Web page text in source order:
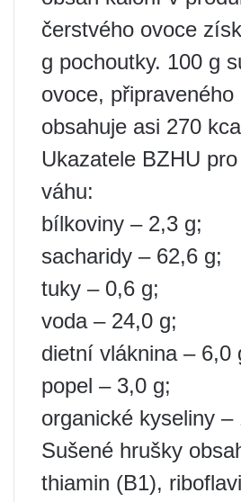
čerstvého ovoce
g pochoutky. 100 g
ovoce, připraveného
obsahuje asi 270
Ukazatele BZHU
váhu:
bílkoviny – 2,3 g;
sacharidy – 62,6 g;
tuky – 0,6 g;
voda – 24,0 g;
dietní vláknina – 6,0
popel – 3,0 g;
organické kyseliny –
Sušené hrušky
thiamin (B1),